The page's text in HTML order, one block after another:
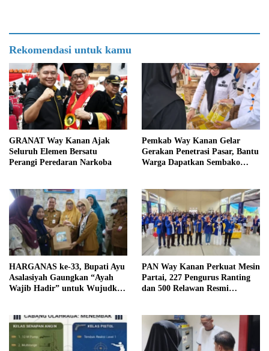
Rekomendasi untuk kamu
GRANAT Way Kanan Ajak
Seluruh Elemen Bersatu
Perangi Peredaran Narkoba
Pemkab Way Kanan Gelar
Gerakan Penetrasi Pasar, Bantu
Warga Dapatkan Sembako
HARGANAS ke-33, Bupati Ayu
Asalasiyah Gaungkan “Ayah
Wajib Hadir” untuk Wujudkan
PAN Way Kanan Perkuat Mesin
Partai, 227 Pengurus Ranting
dan 500 Relawan Resmi